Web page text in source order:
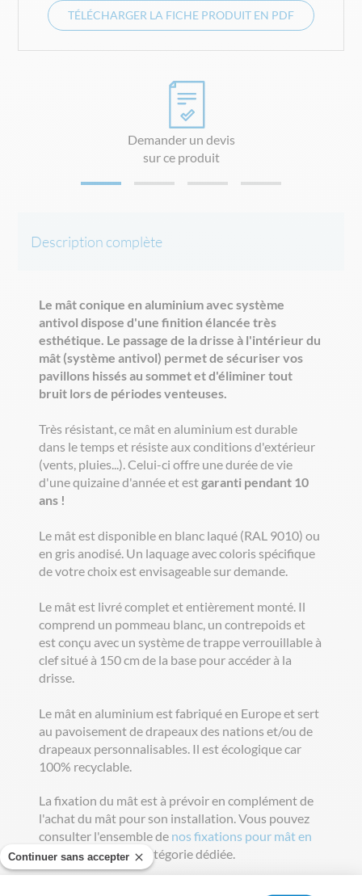
Continuer sans accepter
TÉLÉCHARGER LA FICHE PRODUIT EN PDF
Demander un devis
sur ce produit
Description complète
Le mât conique en aluminium avec système
antivol dispose d'une finition élancée très
esthétique. Le passage de la drisse à l'intérieur du
mât (système antivol) permet de sécuriser vos
pavillons hissés au sommet et d'éliminer tout
bruit lors de périodes venteuses.
Très résistant, ce mât en aluminium est durable
dans le temps et résiste aux conditions d'extérieur
(vents, pluies...). Celui-ci offre une durée de vie
d'une quizaine d'année et estgaranti pendant 10
ans !
Le mât est disponible en blanc laqué (RAL 9010) ou
en gris anodisé. Un laquage avec coloris spécifique
de votre choix est envisageable sur demande.
Le mât est livré complet et entièrement monté. Il
comprend un pommeau blanc, un contrepoids et
est conçu avec un système de trappe verrouillable à
clef situé à 150 cm de la base pour accéder à la
drisse.
Le mât en aluminium est fabriqué en Europe et sert
au pavoisement de drapeaux des nations et/ou de
drapeaux personnalisables. Il est écologique car
100% recyclable.
La fixation du mât est à prévoir en complément de
l'achat du mât pour son installation. Vous pouvez
consulter l'ensemble de nos fixations pour mât en
aluminiumdans la catégorie dédiée.